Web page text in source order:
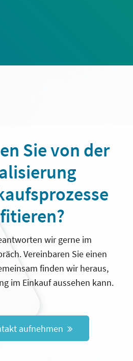
Sie von der
wir gerne im
Vereinbaren Sie einen
finden wir heraus,
im Einkauf aussehen kann.
aufnehmen